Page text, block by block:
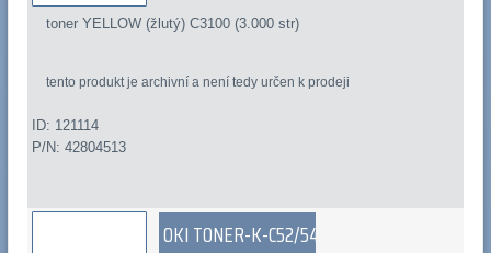
toner YELLOW (žlutý) C3100 (3.000 str)
tento produkt je archivní a není tedy určen k prodeji
ID: 121114
P/N: 42804513
OKI TONER-K-C52/54